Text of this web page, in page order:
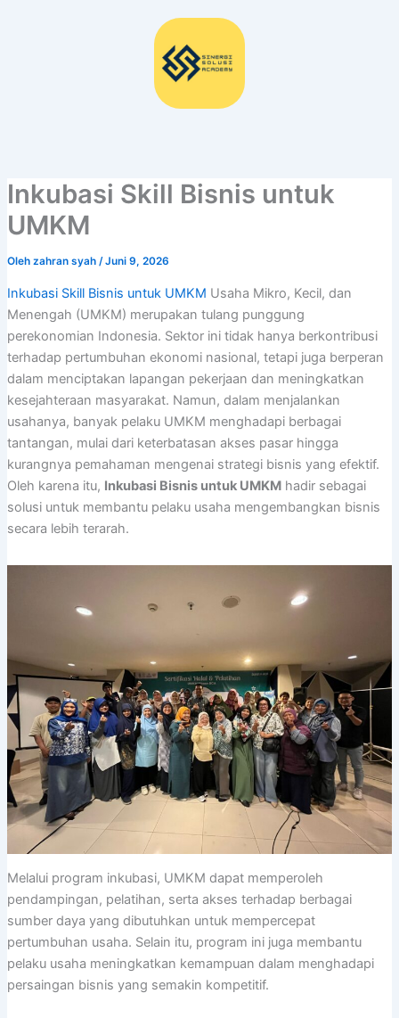
Inkubasi Skill Bisnis untuk
UMKM
Oleh zahran syah /Juni 9, 2026
Inkubasi Skill Bisnis untuk UMKM Usaha Mikro, Kecil, dan
Menengah (UMKM) merupakan tulang punggung
perekonomian Indonesia. Sektor ini tidak hanya berkontribusi
terhadap pertumbuhan ekonomi nasional, tetapi juga berperan
dalam menciptakan lapangan pekerjaan dan meningkatkan
kesejahteraan masyarakat. Namun, dalam menjalankan
usahanya, banyak pelaku UMKM menghadapi berbagai
tantangan, mulai dari keterbatasan akses pasar hingga
kurangnya pemahaman mengenai strategi bisnis yang efektif.
Oleh karena itu, Inkubasi Bisnis untuk UMKMhadir sebagai
solusi untuk membantu pelaku usaha mengembangkan bisnis
secara lebih terarah.
Melalui program inkubasi, UMKM dapat memperoleh
pendampingan, pelatihan, serta akses terhadap berbagai
sumber daya yang dibutuhkan untuk mempercepat
pertumbuhan usaha. Selain itu, program ini juga membantu
pelaku usaha meningkatkan kemampuan dalam menghadapi
persaingan bisnis yang semakin kompetitif.